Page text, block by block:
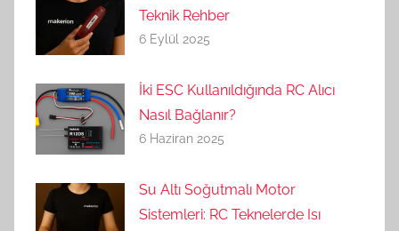
Teknik Rehber
6 Eylül 2025
İki ESC Kullanıldığında RC Alıcı
Nasıl Bağlanır?
6 Haziran 2025
Su Altı Soğutmalı Motor
Sistemleri: RC Teknelerde Isı